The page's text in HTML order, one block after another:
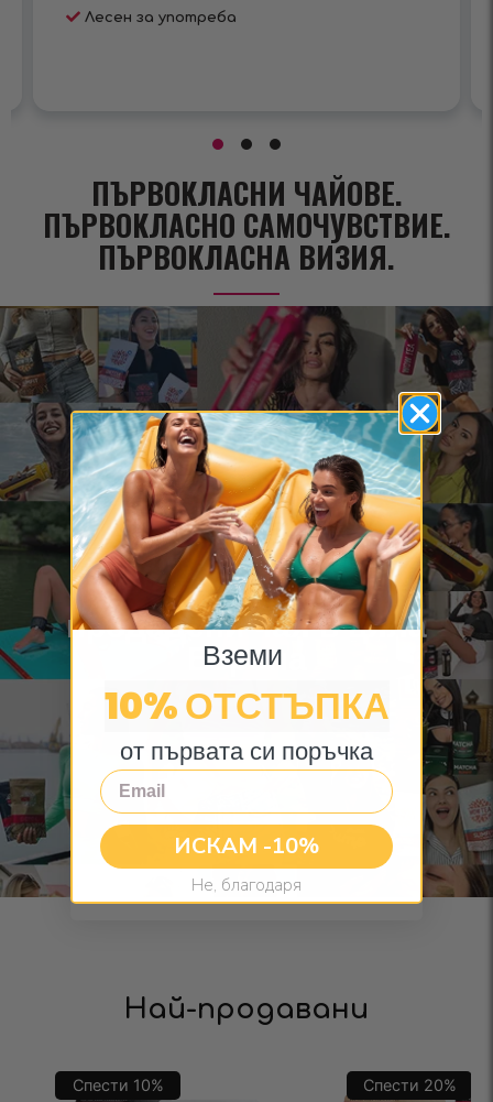
Лесен за употреба
ПЪРВОКЛАСНИ ЧАЙОВЕ.
ПЪРВОКЛАСНО САМОЧУВСТВИЕ.
ПЪРВОКЛАСНА ВИЗИЯ.
3 000 000+
продадени чая в цяла
Европа
Най-продавани
Спести 10% Спести 20%
Вземи
10% ОТСТЪПКА
от първата си поръчка
Email
ИСКАМ -10%
Не, благодаря